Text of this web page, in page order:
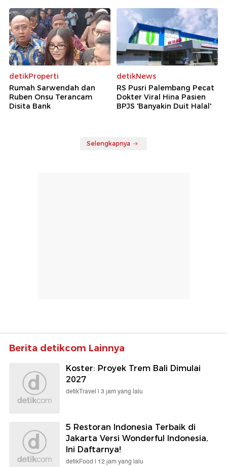
detikProperti
Rumah Sarwendah dan
Ruben Onsu Terancam
Disita Bank
detikNews
RS Pusri Palembang Pecat
Dokter Viral Hina Pasien
BPJS 'Banyakin Duit Halal'
Selengkapnya
Berita detikcom Lainnya
Koster: Proyek Trem Bali Dimulai
2027
detikTravel | 3 jam yang lalu
5 Restoran Indonesia Terbaik di
Jakarta Versi Wonderful Indonesia,
Ini Daftarnya!
detikFood | 12 jam yang lalu